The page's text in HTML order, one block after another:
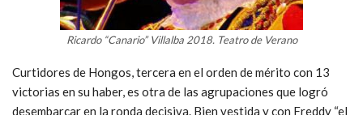
Ricardo “Canario” Villalba 2018. Teatro de Verano
Curtidores de Hongos, tercera en el orden de mérito con 13
victorias en su haber, es otra de las agrupaciones que logró
desembarcar en la ronda decisiva. Bien vestida y con Freddy “el